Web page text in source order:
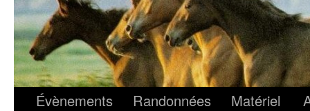
Évènements Randonnées Matériel